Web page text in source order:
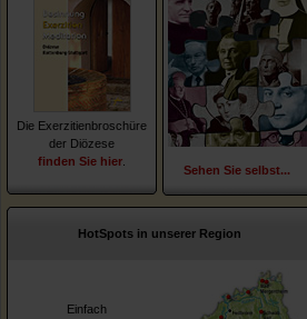
Die Exerzitienbroschüre
der Diözese
finden Sie hier
Sehen Sie selbst...
HotSpots in unserer Region
Einfach